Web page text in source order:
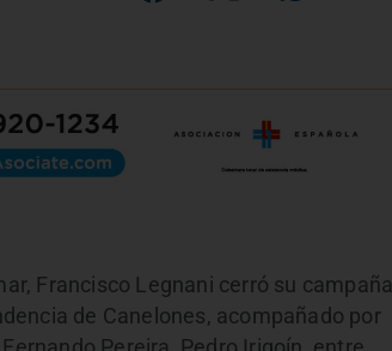
Francisco Legnani cerró su campaña
de Canelones, acompañado por